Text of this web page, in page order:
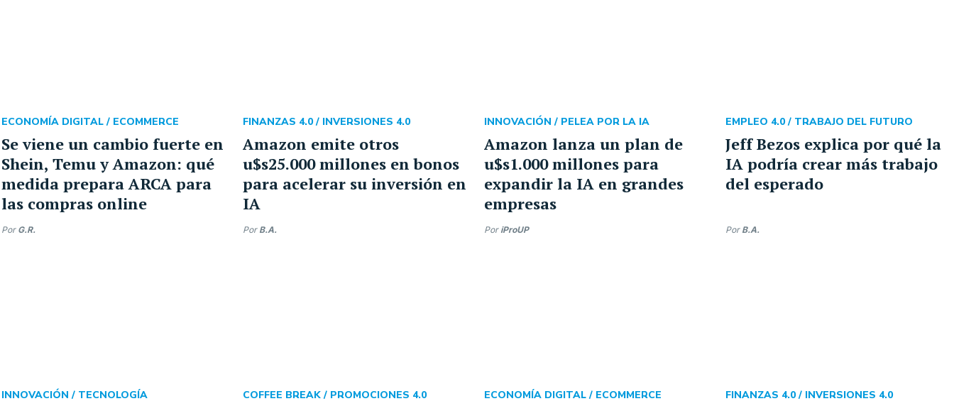
Se viene un cambio fuerte en
Shein, Temu y Amazon: qué
medida prepara ARCA para
las compras online
ECONOMÍA DIGITAL / ECOMMERCE
Por G.R.
Amazon emite otros
u$s25.000 millones en bonos
para acelerar su inversión en
IA
FINANZAS 4.0 / INVERSIONES 4.0
Por B.A.
Amazon lanza un plan de
u$s1.000 millones para
expandir la IA en grandes
empresas
INNOVACIÓN / PELEA POR LA IA
Por iProUP
Jeff Bezos explica por qué la
IA podría crear más trabajo
del esperado
EMPLEO 4.0 / TRABAJO DEL FUTURO
Por B.A.
INNOVACIÓN / TECNOLOGÍA COFFEE BREAK / PROMOCIONES 4.0 ECONOMÍA DIGITAL / ECOMMERCE FINANZAS 4.0 / INVERSIONES 4.0